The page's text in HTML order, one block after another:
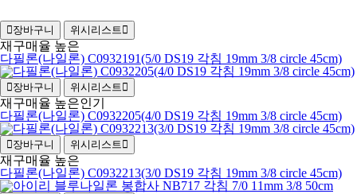
장바구니 위시리스트
재구매율 높은
다필론(나일론) C0932191(5/0 DS19 각침 19mm 3/8 circle 45cm)
장바구니 위시리스트
재구매율 높은인기
다필론(나일론) C0932205(4/0 DS19 각침 19mm 3/8 circle 45cm)
장바구니 위시리스트
재구매율 높은
다필론(나일론) C0932213(3/0 DS19 각침 19mm 3/8 circle 45cm)